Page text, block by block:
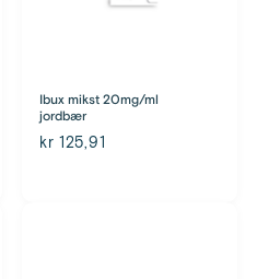
Ibux mikst 20mg/ml
jordbær
kr 125,91